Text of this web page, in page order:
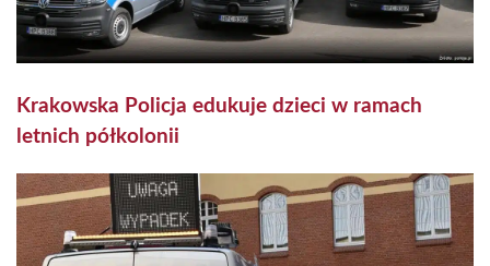
Krakowska Policja edukuje dzieci w ramach
letnich półkolonii